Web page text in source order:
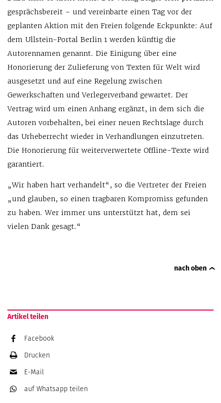
gesprächsbereit – und vereinbarte einen Tag vor der
geplanten Aktion mit den Freien folgende Eckpunkte: Auf
dem Ullstein-Portal Berlin 1 werden künftig die
Autorennamen genannt. Die Einigung über eine
Honorierung der Zulieferung von Texten für Welt wird
ausgesetzt und auf eine Regelung zwischen
Gewerkschaften und Verlegerverband gewartet. Der
Vertrag wird um einen Anhang ergänzt, in dem sich die
Autoren vorbehalten, bei einer neuen Rechtslage durch
das Urheberrecht wieder in Verhandlungen einzutreten.
Die Honorierung für weiterverwertete Offline-Texte wird
garantiert.
„Wir haben hart verhandelt“, so die Vertreter der Freien
„und glauben, so einen tragbaren Kompromiss gefunden
zu haben. Wer immer uns unterstützt hat, dem sei
vielen Dank gesagt.“
nach oben
Artikel teilen
Facebook
Drucken
E-Mail
auf Whatsapp teilen